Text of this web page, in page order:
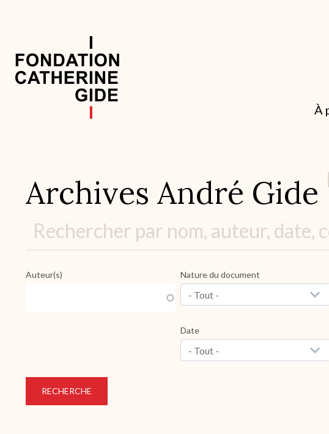
contenu
principal
À
Archives André Gide
Auteur(s) Nature du document
- Tout -
Date
- Tout -